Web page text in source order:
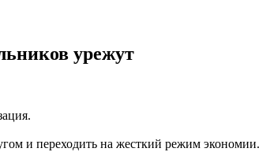
урежут
и переходить на жесткий режим экономии.